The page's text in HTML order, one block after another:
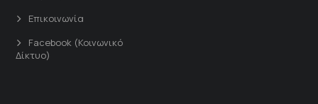
Επικοινωνία
Facebook (Κοινωνικό
Δίκτυο)